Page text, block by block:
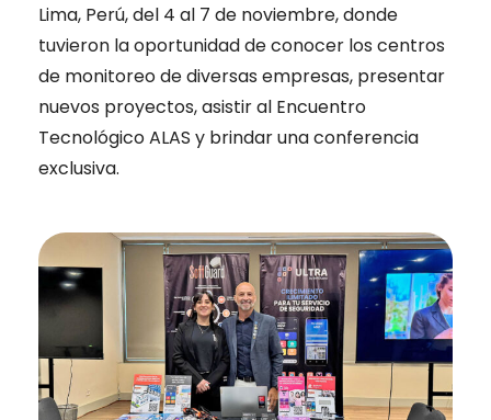
Lima, Perú, del 4 al 7 de noviembre, donde
tuvieron la oportunidad de conocer los centros
de monitoreo de diversas empresas, presentar
nuevos proyectos, asistir al Encuentro
Tecnológico ALAS y brindar una conferencia
exclusiva.